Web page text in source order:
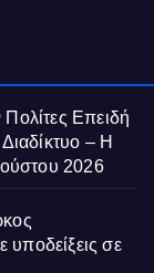
Επειδή
– Η
2026
υποδείξεις σε